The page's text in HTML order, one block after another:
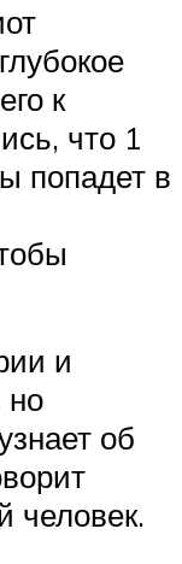
к
что 1
попадет в
и
но
об
человек.